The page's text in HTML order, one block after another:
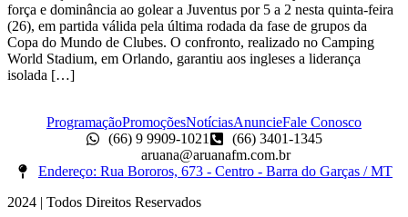
força e dominância ao golear a Juventus por 5 a 2 nesta quinta-feira
(26), em partida válida pela última rodada da fase de grupos da
Copa do Mundo de Clubes. O confronto, realizado no Camping
World Stadium, em Orlando, garantiu aos ingleses a liderança
isolada […]
ProgramaçãoPromoçõesNotíciasAnuncieFale Conosco
(66) 9 9909-1021
(66) 3401-1345
aruana@aruanafm.com.br
Endereço: Rua Bororos, 673 - Centro - Barra do Garças / MT
2024 | Todos Direitos Reservados